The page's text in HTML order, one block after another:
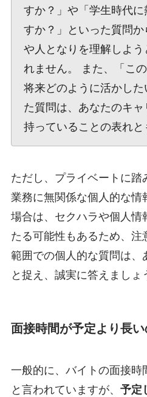
すか？」や「学生時代
すか？」といった質問
や人となりを理解しよ
れません。 また、「こ
将来どのように活かし
た質問は、あなたのキ
持っていることの表れと
ただし、プライベートに踏
業務に無関係な個人的な情
場合は、セクハラや個人情
たる可能性もあるため、注
範囲での個人的な質問は、
と捉え、誠実に答えましょ
面接時間が予定より長
一般的に、バイトの面接時
と言われていますが、 予定